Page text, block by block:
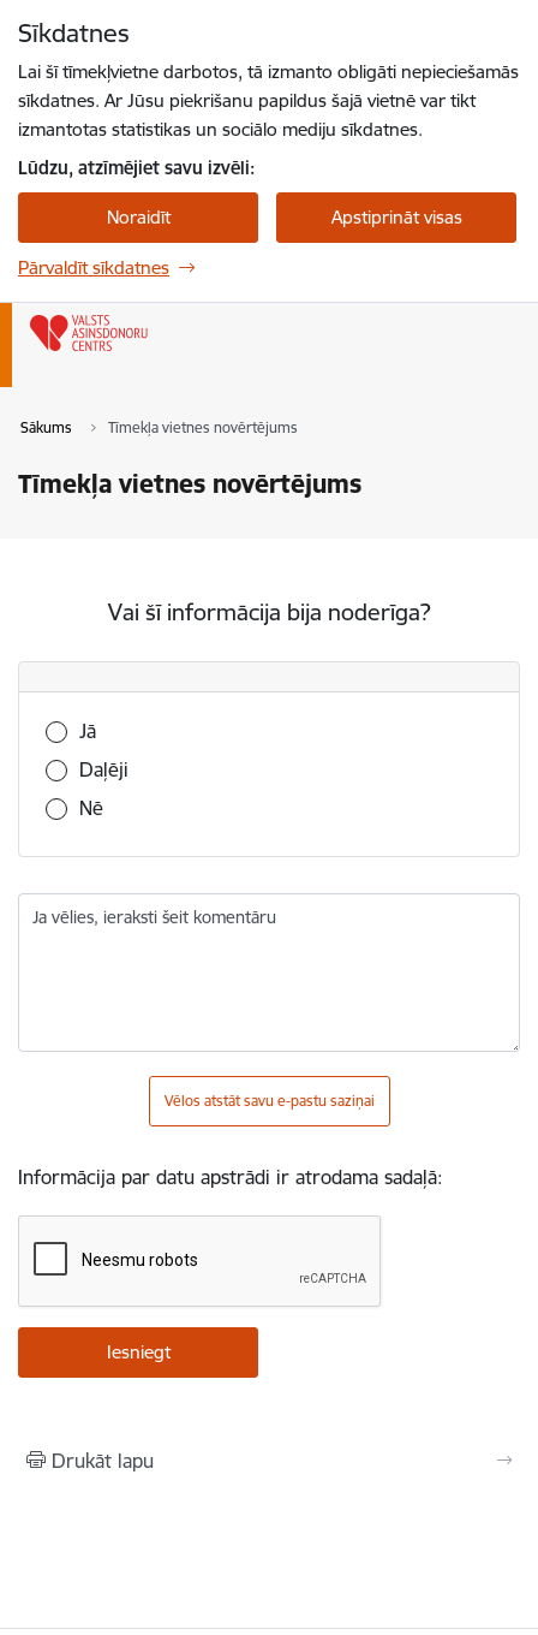
Sīkdatnes
Lai šī tīmekļvietne darbotos, tā izmanto obligāti nepieciešamās
sīkdatnes. Ar Jūsu piekrišanu papildus šajā vietnē var tikt
izmantotas statistikas un sociālo mediju sīkdatnes.
Lūdzu, atzīmējiet savu izvēli:
Noraidīt Apstiprināt visas
Pārvaldīt sīkdatnes
Sākums Tīmekļa vietnes novērtējums
Tīmekļa vietnes novērtējums
Vai šī informācija bija noderīga?
Vai šī informācija bija noderīga?
Jā
Daļēji
Nē
Ja vēlies, ieraksti šeit komentāru
Vēlos atstāt savu e-pastu saziņai
Informācija par datu apstrādi ir atrodama sadaļā:
Drukāt lapu